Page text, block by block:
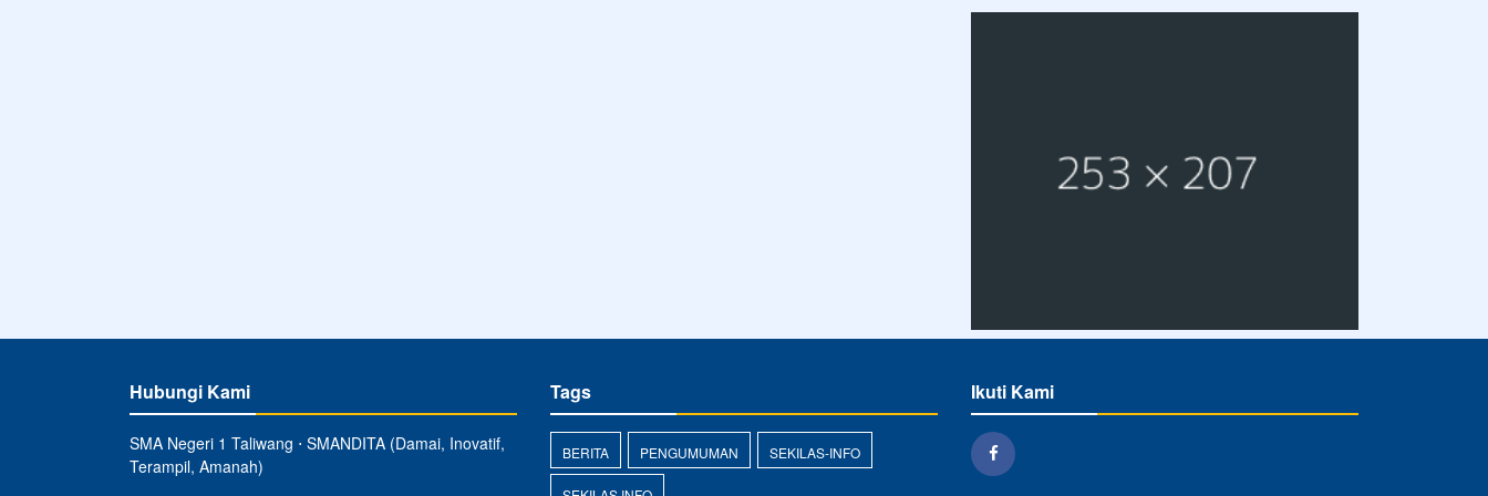
Hubungi Kami
SMA Negeri 1 Taliwang ⋅ SMANDITA (Damai, Inovatif,
Terampil, Amanah)
Tags
BERITA PENGUMUMAN SEKILAS-INFO
Ikuti Kami